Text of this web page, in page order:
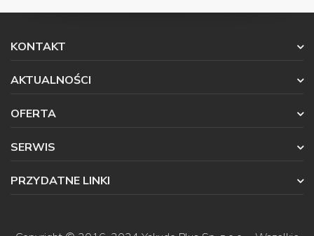
KONTAKT
AKTUALNOŚCI
OFERTA
SERWIS
PRZYDATNE LINKI